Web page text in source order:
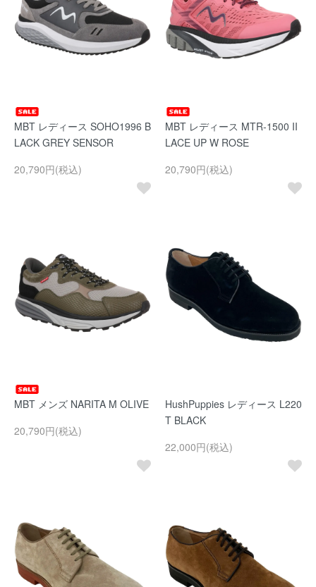
MBT レディース SOHO1996 B
LACK GREY SENSOR
20,790円(税込)
MBT レディース MTR-1500 II
LACE UP W ROSE
20,790円(税込)
MBT メンズ NARITA M OLIVE
20,790円(税込)
HushPuppies レディース L220
T BLACK
22,000円(税込)